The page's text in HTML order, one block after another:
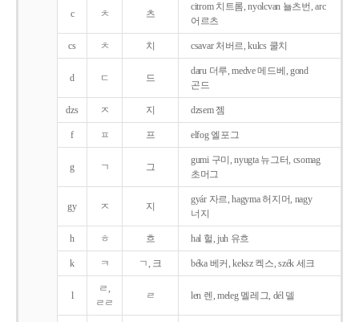
c ㅊ 츠
citrom 치트롬, nyolcvan 뇰츠번, arc
어르츠
cs ㅊ 치 csavar 처버르, kulcs 쿨치
d ㄷ 드
daru 더루, medve 메드베, gond
곤드
dzs ㅈ 지 dzsem 젬
f ㅍ 프 elfog 엘포그
g ㄱ 그
gumi 구미, nyugta 뉴그터, csomag
초머그
gy ㅈ 지
gyár 자르, hagyma 허지머, nagy
너지
h ㅎ 흐 hal 헐, juh 유흐
k ㅋ ㄱ, 크 béka 베커, keksz 켁스, szék 세크
l
ㄹ,
ㄹㄹ
ㄹ len 렌, meleg 멜레그, dél 델